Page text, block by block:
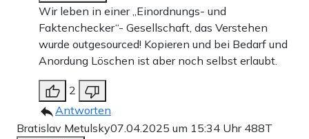
Wir leben in einer „Einordnungs- und
Faktenchecker“- Gesellschaft, das Verstehen
wurde outgesourced! Kopieren und bei Bedarf und
Anordung Löschen ist aber noch selbst erlaubt.
2
Antworten
Bratislav Metulsky07.04.2025 um 15:34 Uhr 488T